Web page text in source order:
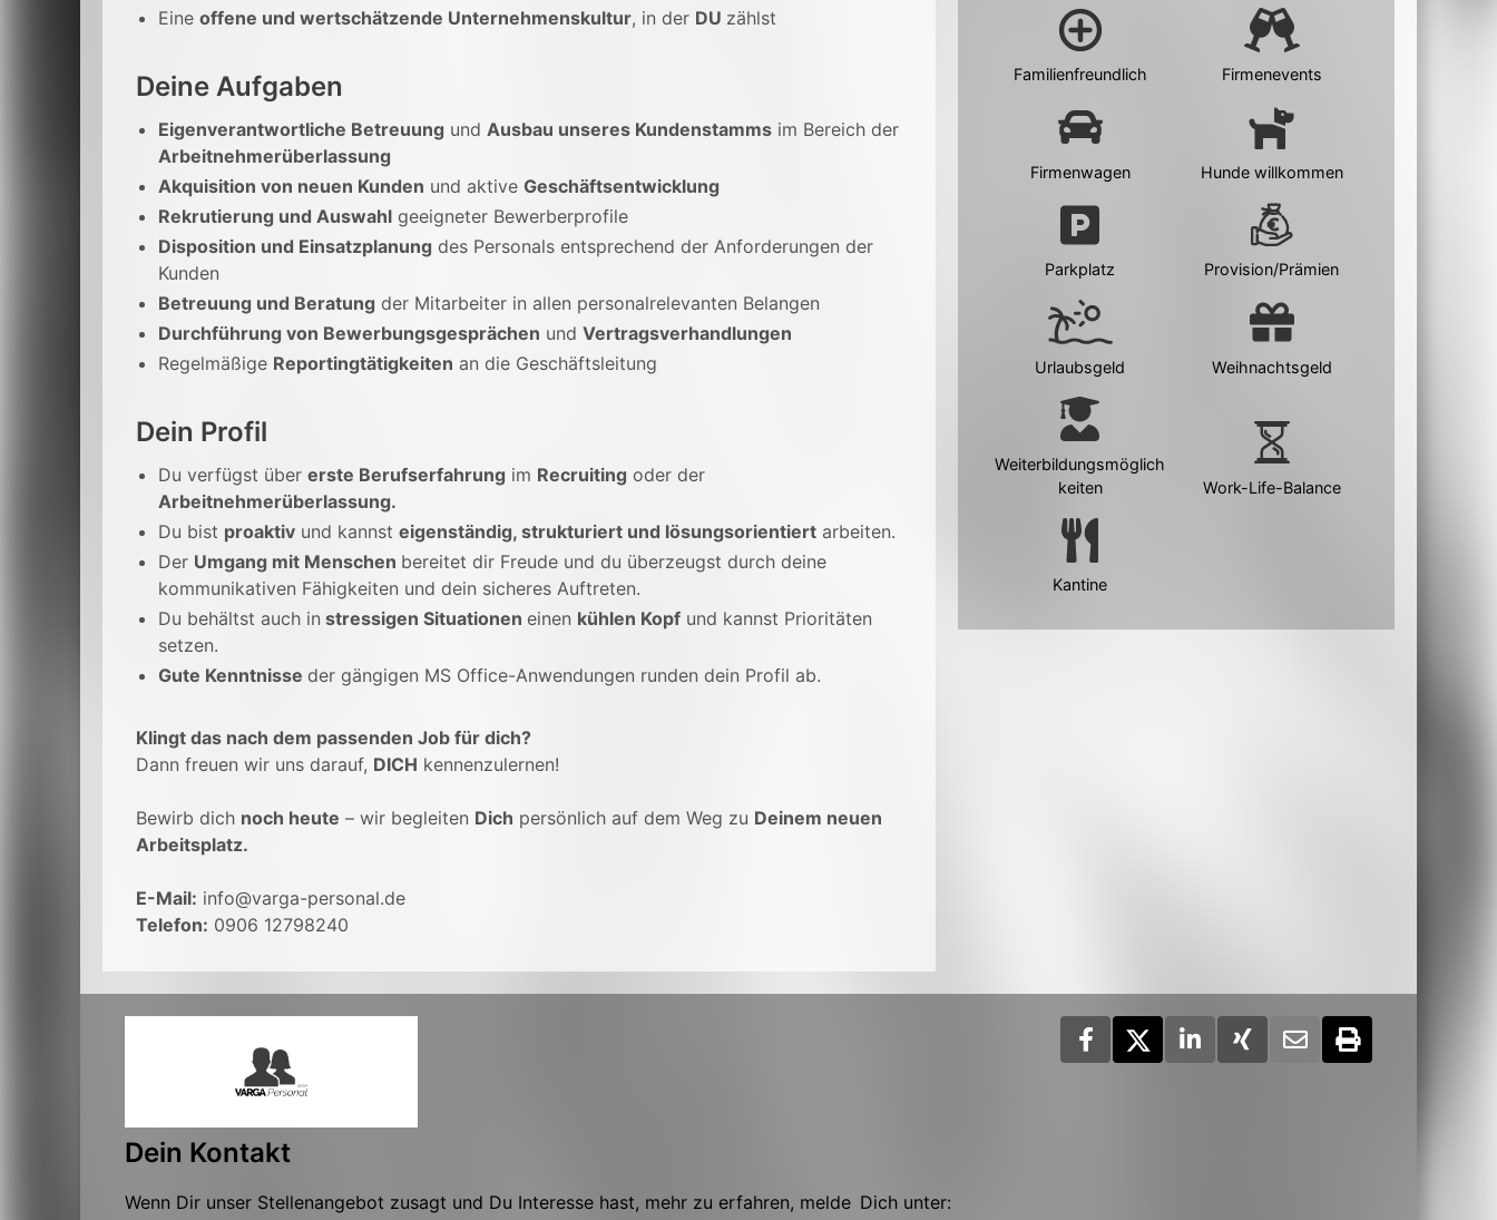
Eine offene und wertschätzende Unternehmenskultur, in der DU zählst
Deine Aufgaben
Eigenverantwortliche Betreuung und Ausbau unseres Kundenstamms im Bereich der
Arbeitnehmerüberlassung
Akquisition von neuen Kunden und aktive Geschäftsentwicklung
Rekrutierung und Auswahl geeigneter Bewerberprofile
Disposition und Einsatzplanung des Personals entsprechend der Anforderungen der
Kunden
Betreuung und Beratung der Mitarbeiter in allen personalrelevanten Belangen
Durchführung von Bewerbungsgesprächen und Vertragsverhandlungen
Regelmäßige Reportingtätigkeiten an die Geschäftsleitung
Dein Profil
Du verfügst über erste Berufserfahrung im Recruiting oder der
Arbeitnehmerüberlassung.
Du bist proaktiv und kannst eigenständig, strukturiert und lösungsorientiert arbeiten.
Der Umgang mit Menschen bereitet dir Freude und du überzeugst durch deine
kommunikativen Fähigkeiten und dein sicheres Auftreten.
Du behältst auch in stressigen Situationen einen kühlen Kopf und kannst Prioritäten
setzen.
Gute Kenntnisse der gängigen MS Office-Anwendungen runden dein Profil ab.
Klingt das nach dem passenden Job für dich?
Dann freuen wir uns darauf, DICH kennenzulernen!
Bewirb dich noch heute – wir begleiten Dich persönlich auf dem Weg zu Deinem neuen
Arbeitsplatz.
E-Mail: info@varga-personal.de
Telefon: 0906 12798240
Familienfreundlich Firmenevents
Firmenwagen Hunde willkommen
Parkplatz Provision/Prämien
Urlaubsgeld Weihnachtsgeld
Weiterbildungsmöglich
keiten
Work-Life-Balance
Kantine
Dein Kontakt
Wenn Dir unser Stellenangebot zusagt und Du Interesse hast, mehr zu erfahren, melde Dich unter: